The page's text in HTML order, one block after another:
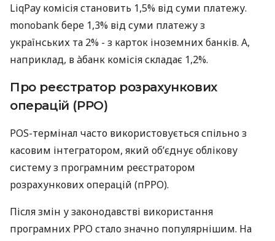
LiqPay комісія становить 1,5% від суми платежу.
monobank бере 1,3% від суми платежу з
українських та 2% - з карток іноземних банків. А,
наприклад, в àбанк комісія складає 1,2%.
Про реєстратор розрахункових
операцій (РРО)
POS-термінал часто використовується спільно з
касовим інтегратором, який об’єднує облікову
систему з програмним реєстратором
розрахункових операцій (пРРО).
Після змін у законодавстві використання
програмних РРО стало значно популярнішим. На